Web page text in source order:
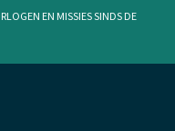
en missies sinds de